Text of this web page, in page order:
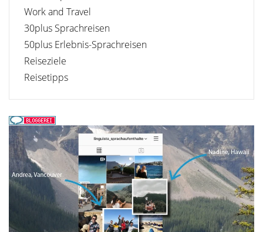
Work and Travel
30plus Sprachreisen
50plus Erlebnis-Sprachreisen
Reiseziele
Reisetipps